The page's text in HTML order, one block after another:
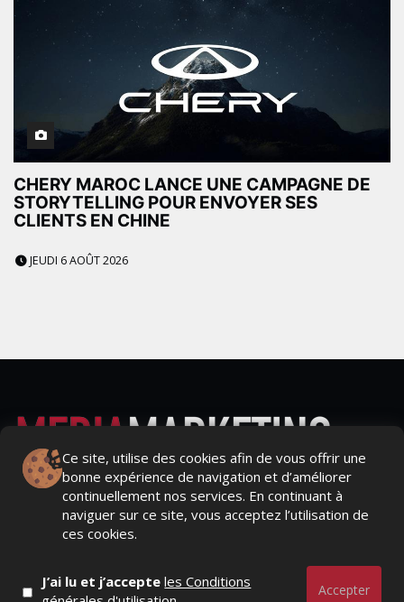
CHERY MAROC LANCE UNE CAMPAGNE DE
STORYTELLING POUR ENVOYER SES
CLIENTS EN CHINE
JEUDI 6 AOÛT 2026
Ce site, utilise des cookies afin de vous offrir une
bonne expérience de navigation et d’améliorer
continuellement nos services. En continuant à
naviguer sur ce site, vous acceptez l’utilisation de
ces cookies.
J’ai lu et j’accepteles Conditions
Accepter
Actualités Média, Actualités Com/Market/Ntic, Actualités
Distrib, Dossier, Interview, Stratégies, Communication,
Marques avenue, Relations presse, Créa, Baromètre,
People, Métier, Profil...
RESTER CONNECTÉ